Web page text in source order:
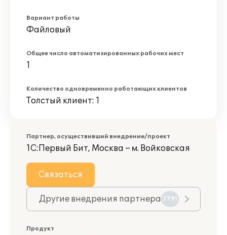
Вариант работы
Файловый
Общее число автоматизированных рабочих мест
1
Количество одновременно работающих клиентов
Толстый клиент: 1
Партнер, осуществивший внедрение/проект
1С:Первый Бит, Москва – м. Войковская
Связаться
Другие внедрения партнера 7791
Продукт